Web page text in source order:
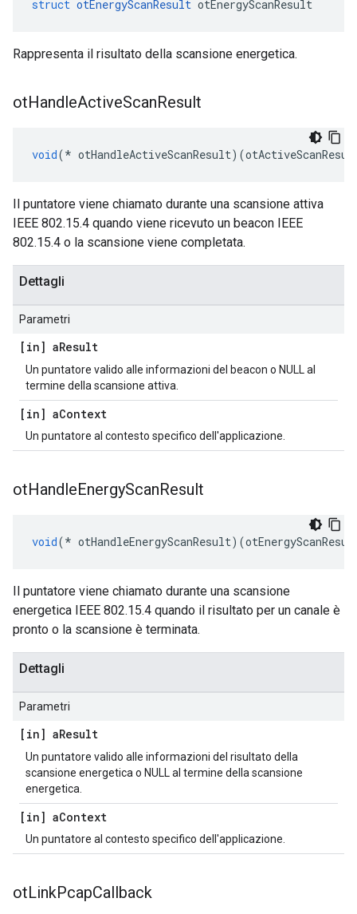
struct otEnergyScanResult otEnergyScanResult
Rappresenta il risultato della scansione energetica.
otHandleActiveScanResult
void(* otHandleActiveScanResult)(
Il puntatore viene chiamato durante una scansione attiva
IEEE 802.15.4 quando viene ricevuto un beacon IEEE
802.15.4 o la scansione viene completata.
Dettagli
Parametri
[in] aResult
Un puntatore valido alle informazioni del beacon o NULL al
termine della scansione attiva.
[in] aContext
Un puntatore al contesto specifico dell'applicazione.
otHandleEnergyScanResult
void(* otHandleEnergyScanResult)(
Il puntatore viene chiamato durante una scansione
energetica IEEE 802.15.4 quando il risultato per un canale è
pronto o la scansione è terminata.
Dettagli
Parametri
[in] aResult
Un puntatore valido alle informazioni del risultato della
scansione energetica o NULL al termine della scansione
energetica.
[in] aContext
Un puntatore al contesto specifico dell'applicazione.
otLinkPcapCallback